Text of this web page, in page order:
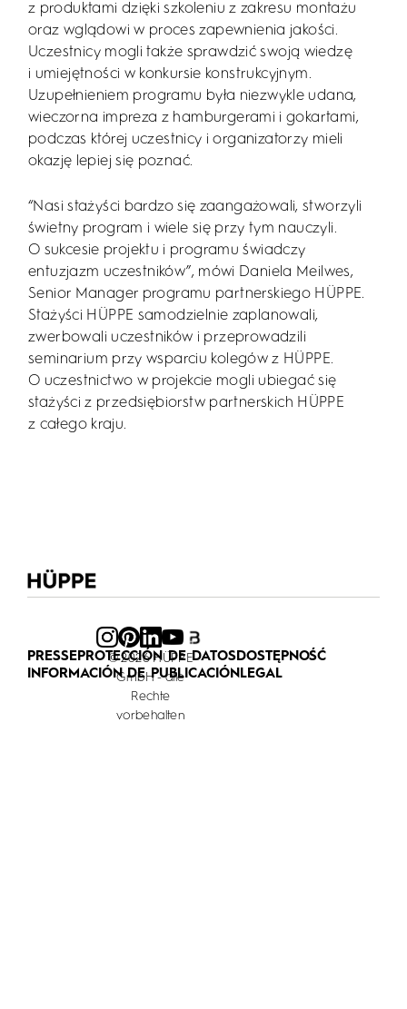
z produktami dzięki szkoleniu z zakresu montażu
oraz wglądowi w proces zapewnienia jakości.
Uczestnicy mogli także sprawdzić swoją wiedzę
i umiejętności w konkursie konstrukcyjnym.
Uzupełnieniem programu była niezwykle udana,
wieczorna impreza z hamburgerami i gokartami,
podczas której uczestnicy i organizatorzy mieli
okazję lepiej się poznać.
“Nasi stażyści bardzo się zaangażowali, stworzyli
świetny program i wiele się przy tym nauczyli.
O sukcesie projektu i programu świadczy
entuzjazm uczestników”, mówi Daniela Meilwes,
Senior Manager programu partnerskiego HÜPPE.
Stażyści HÜPPE samodzielnie zaplanowali,
zwerbowali uczestników i przeprowadzili
seminarium przy wsparciu kolegów z HÜPPE.
O uczestnictwo w projekcie mogli ubiegać się
stażyści z przedsiębiorstw partnerskich HÜPPE
z całego kraju.
PRESSEPROTECCIÓN DE DATOSDOSTĘPNOŚĆ
INFORMACIÓN DE PUBLICACIÓNLEGAL
© 2026 HÜPPE
GmbH - alle
Rechte
vorbehalten